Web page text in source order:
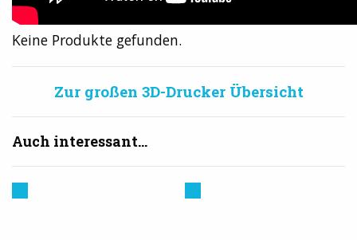
Keine Produkte gefunden.
Zur großen 3D-Drucker Übersicht
Auch interessant...